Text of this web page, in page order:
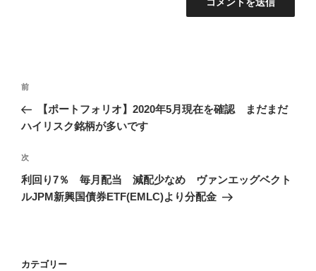
投
ナ
ゲ
ー
シ
前
の
投
前
【ポートフォリオ】2020年5月現在を確認 まだまだ
ハイリスク銘柄が多いです
次
の
投
次
利回り7％ 毎月配当 減配少なめ ヴァンエッグベクト
ルJPM新興国債券ETF(EMLC)より分配金
カテゴリー